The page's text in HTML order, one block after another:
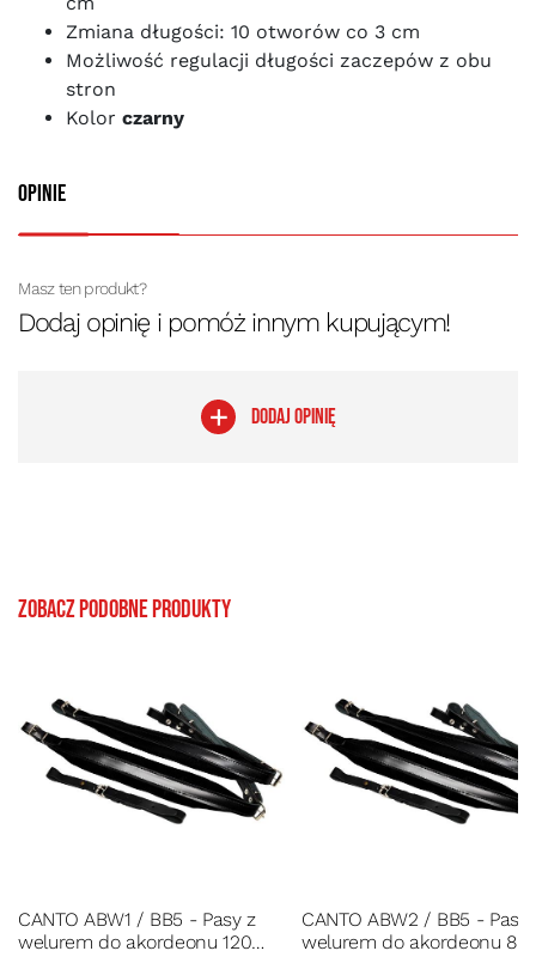
Opinie
Masz ten produkt?
Dodaj opinię i pomóż innym kupującym!
DODAJ OPINIĘ
Zmiana długości: 10 otworów co 3 cm
Możliwość regulacji długości zaczepów z obu
stron
Kolor czarny
Zobacz podobne produkty
CANTO ABW1 / BB5 - Pasy z
welurem do akordeonu 120
CANTO ABW2 / BB5 - Pasy
welurem do akordeonu 80